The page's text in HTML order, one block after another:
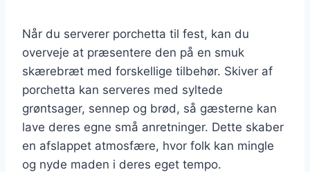
Når du serverer porchetta til fest, kan du
overveje at præsentere den på en smuk
skærebræt med forskellige tilbehør. Skiver af
porchetta kan serveres med syltede
grøntsager, sennep og brød, så gæsterne kan
lave deres egne små anretninger. Dette skaber
en afslappet atmosfære, hvor folk kan mingle
og nyde maden i deres eget tempo.